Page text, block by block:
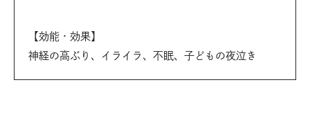
【効能・効果】
神経の高ぶり、イライラ、不眠、子どもの夜泣き